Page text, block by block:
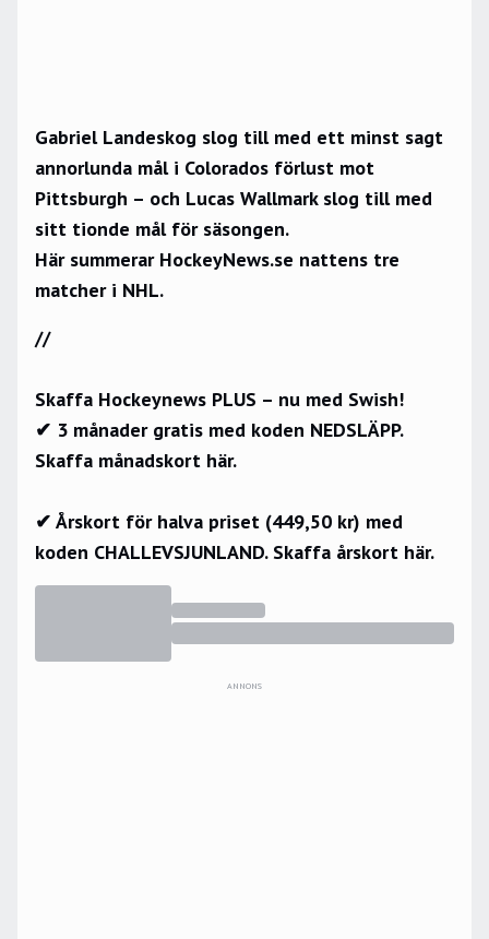
Gabriel Landeskog slog till med ett minst sagt
annorlunda mål i Colorados förlust mot
Pittsburgh – och Lucas Wallmark slog till med
sitt tionde mål för säsongen.
Här summerar HockeyNews.se nattens tre
matcher i NHL.
//
Skaffa Hockeynews PLUS – nu med Swish!
✔ 3 månader gratis med koden NEDSLÄPP.
Skaffa månadskort här.
✔ Årskort för halva priset (449,50 kr) med
koden CHALLEVSJUNLAND. Skaffa årskort här.
ANNONS